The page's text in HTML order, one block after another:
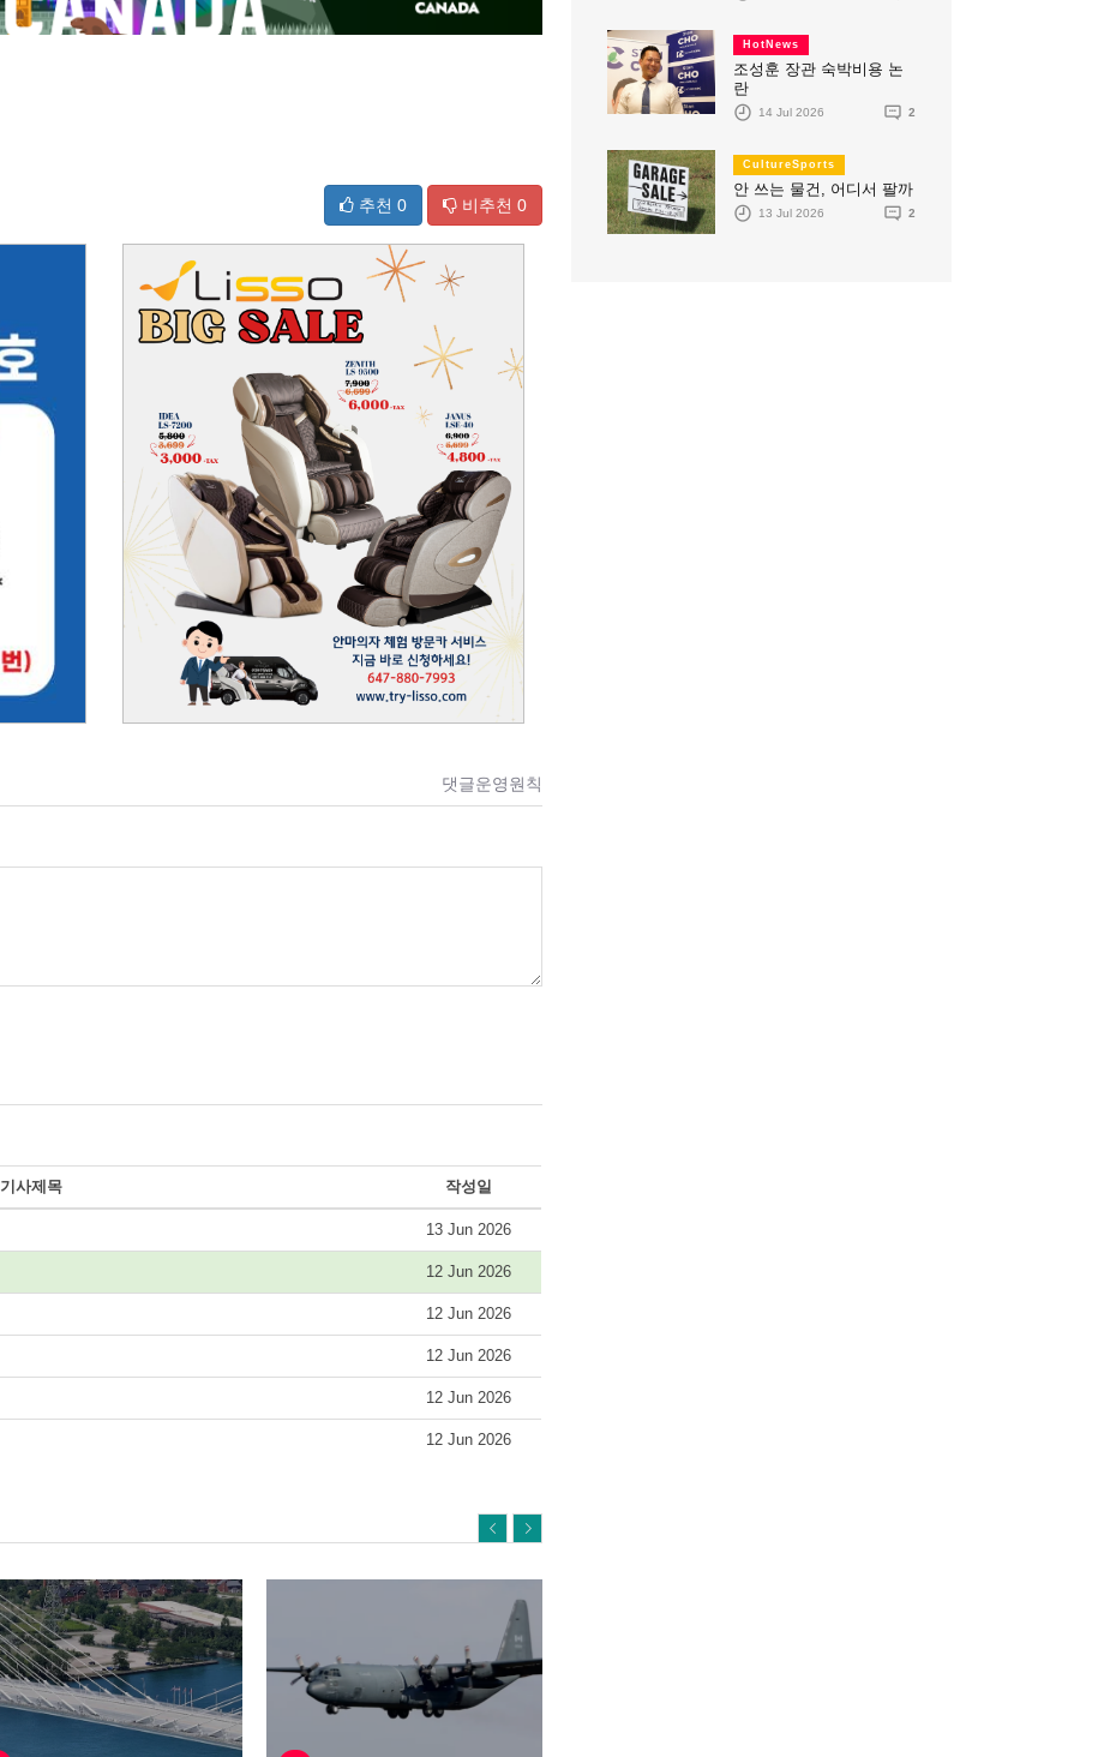
추천 0 비추천 0
댓글운영원칙
기사제목 작성일
13 Jun 2026
12 Jun 2026
12 Jun 2026
12 Jun 2026
12 Jun 2026
12 Jun 2026
HotNews
조성훈 장관 숙박비용 논
란
14 Jul 2026 2
CultureSports
안 쓰는 물건, 어디서 팔까
13 Jul 2026 2